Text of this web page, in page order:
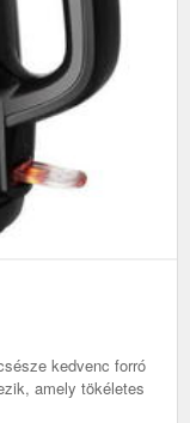
kedvenc forró
amely tökéletes